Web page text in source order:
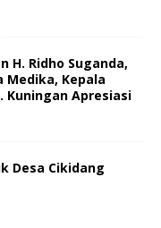
H. Ridho Suganda,
Medika, Kepala
Kuningan Apresiasi
Desa Cikidang